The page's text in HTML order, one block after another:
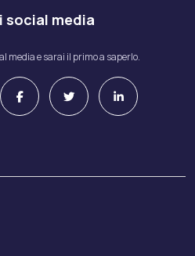
social media
media e sarai il primo a saperlo.